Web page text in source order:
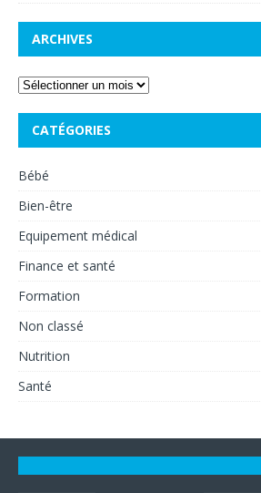
ARCHIVES
CATÉGORIES
Bébé
Bien-être
Equipement médical
Finance et santé
Formation
Non classé
Nutrition
Santé